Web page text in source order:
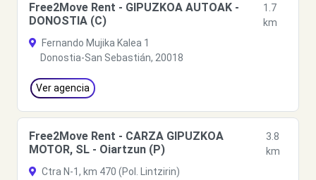
Free2Move Rent - GIPUZKOA AUTOAK -
DONOSTIA (C)
1.7
km
Fernando Mujika Kalea 1
Donostia-San Sebastián, 20018
Ver agencia
Free2Move Rent - CARZA GIPUZKOA
MOTOR, SL - Oiartzun (P)
3.8
km
Ctra N-1, km 470 (Pol. Lintzirin)